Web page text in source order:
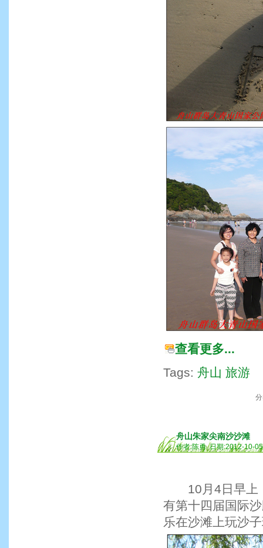
查看更多...
Tags: 舟山 旅游
舟山朱家尖南沙沙滩
作者:陈勇 日期:2012-10-05
10月4日早上，
有第十四届国际
乐在沙滩上玩沙